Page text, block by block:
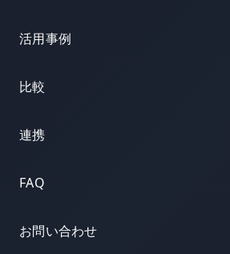
活用事例
比較
連携
FAQ
お問い合わせ